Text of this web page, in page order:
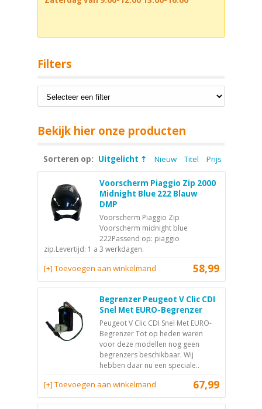
Filters
Bekijk hier onze producten
Sorteren op: Uitgelicht Nieuw Titel Prijs
Voorscherm Piaggio Zip 2000
Midnight Blue 222 Blauw
DMP
Voorscherm Piaggio Zip
Voorscherm midnight blue
222Passend op: piaggio
zip.Levertijd: 1 a 3 werkdagen.
58,99
[+] Toevoegen aan winkelmand
Begrenzer Peugeot V Clic CDI
Snel Met EURO-Begrenzer
Peugeot V Clic CDI Snel Met EURO-
Begrenzer Tot op heden waren
voor deze modellen nog geen
begrenzers beschikbaar. Wij
hebben daar nu een speciale..
67,99
[+] Toevoegen aan winkelmand